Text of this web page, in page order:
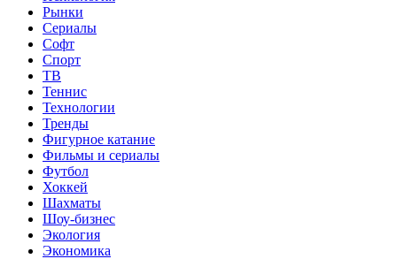
Рынки
Сериалы
Софт
Спорт
ТВ
Теннис
Технологии
Тренды
Фигурное катание
Фильмы и сериалы
Футбол
Хоккей
Шахматы
Шоу-бизнес
Экология
Экономика